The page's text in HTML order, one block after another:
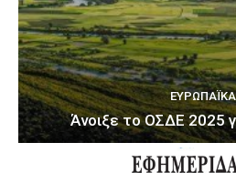
ΕΥΡΩΠΑΪΚΆ
Άνοιξε το ΟΣΔΕ 2025